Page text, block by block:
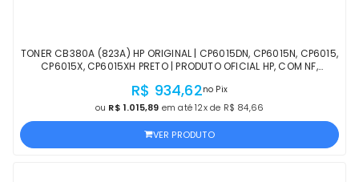
TONER CB380A (823A) HP ORIGINAL | CP6015DN, CP6015N, CP6015,
CP6015X, CP6015XH PRETO | PRODUTO OFICIAL HP, COM NF,
R$ 934,62no Pix
ou R$ 1.015,89 em até 12x de R$ 84,66
VER PRODUTO